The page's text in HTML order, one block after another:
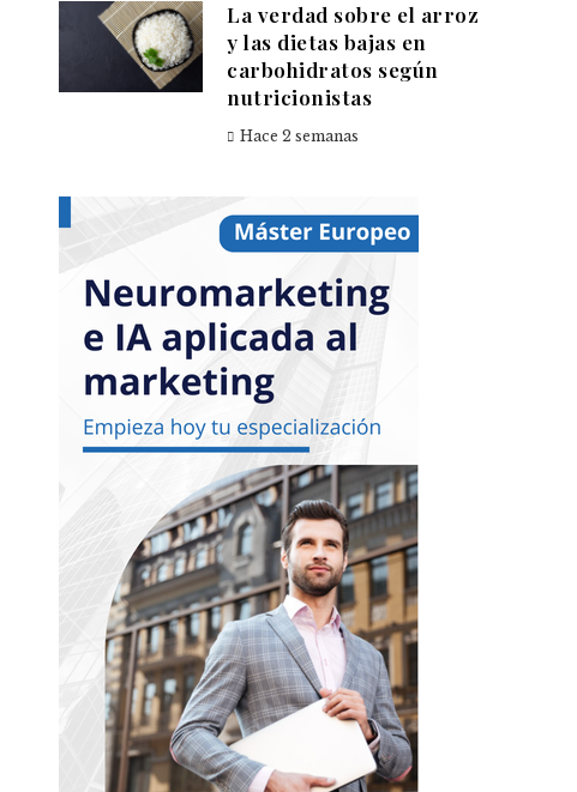
La verdad sobre el arroz
y las dietas bajas en
carbohidratos según
nutricionistas
Hace 2 semanas